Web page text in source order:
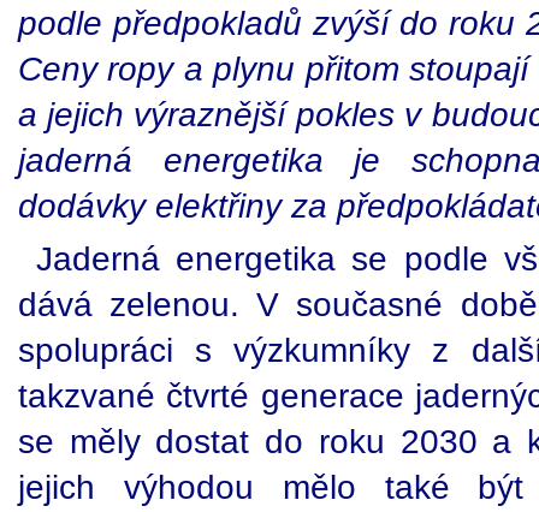
podle předpokladů zvýší do roku
Ceny ropy a plynu přitom
a jejich výraznější pokles v
jaderná energetika je
dodávky elektřiny za
Jaderná energetika se podle
dává zelenou. V současné
spolupráci s výzkumníky z
takzvané čtvrté generace
se měly dostat do roku 2030 a
jejich výhodou mělo také být